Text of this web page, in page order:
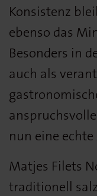
Konsistenz
ebenso das
Besonders in
auch als
nun eine
Matjes Filets
traditionell